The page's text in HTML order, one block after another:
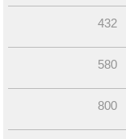
432
580
800